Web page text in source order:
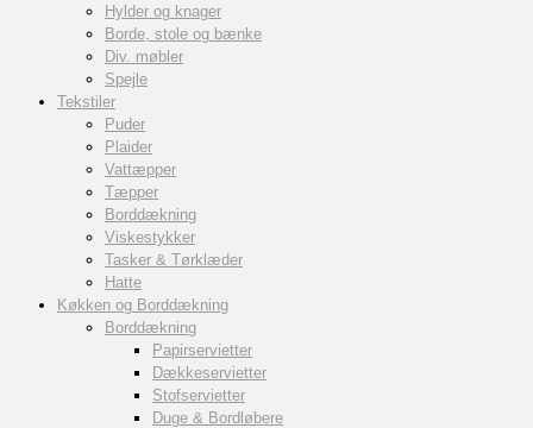
Hylder og knager
Borde, stole og bænke
Div. møbler
Spejle
Tekstiler
Puder
Plaider
Vattæpper
Tæpper
Borddækning
Viskestykker
Tasker & Tørklæder
Hatte
Køkken og Borddækning
Borddækning
Papirservietter
Dækkeservietter
Stofservietter
Duge & Bordløbere